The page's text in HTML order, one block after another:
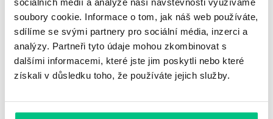
sociálních médií a analýze naší návštěvnosti využíváme
soubory cookie. Informace o tom, jak náš web používáte,
sdílíme se svými partnery pro sociální média, inzerci a
analýzy. Partneři tyto údaje mohou zkombinovat s
dalšími informacemi, které jste jim poskytli nebo které
získali v důsledku toho, že používáte jejich služby.
Komerční banka: pokles zisku
neznamená slabší banku
bankovního trhu. Na jedné straně jí podle zadaného rámce